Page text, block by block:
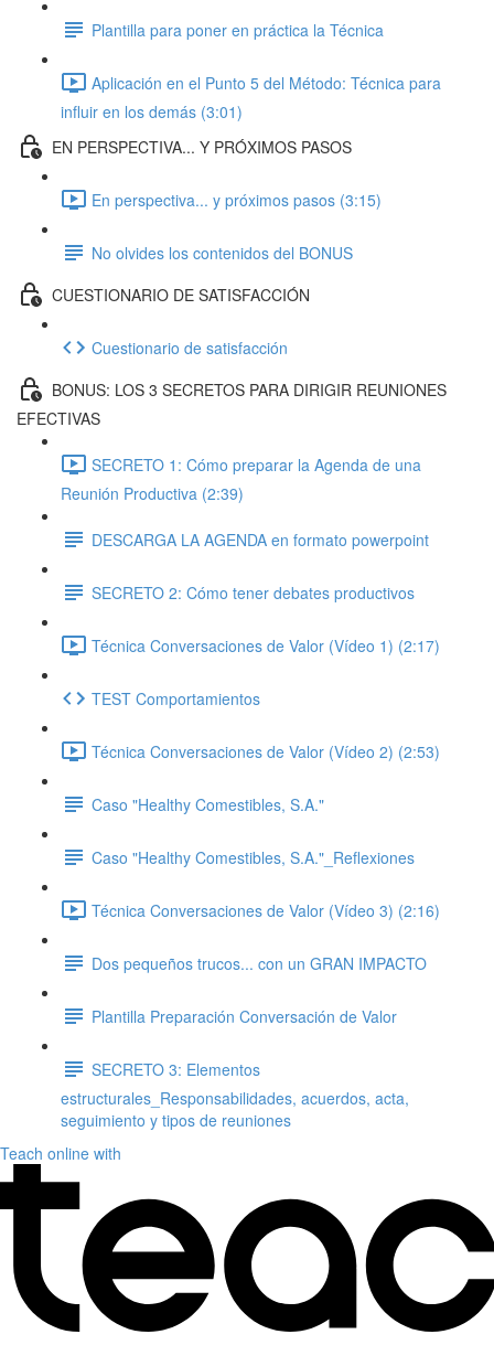
Plantilla para poner en práctica la Técnica
Aplicación en el Punto 5 del Método: Técnica para
influir en los demás (3:01)
EN PERSPECTIVA... Y PRÓXIMOS PASOS
En perspectiva... y próximos pasos (3:15)
No olvides los contenidos del BONUS
CUESTIONARIO DE SATISFACCIÓN
Cuestionario de satisfacción
BONUS: LOS 3 SECRETOS PARA DIRIGIR REUNIONES
EFECTIVAS
SECRETO 1: Cómo preparar la Agenda de una
Reunión Productiva (2:39)
DESCARGA LA AGENDA en formato powerpoint
SECRETO 2: Cómo tener debates productivos
Técnica Conversaciones de Valor (Vídeo 1) (2:17)
TEST Comportamientos
Técnica Conversaciones de Valor (Vídeo 2) (2:53)
Caso "Healthy Comestibles, S.A."
Caso "Healthy Comestibles, S.A."_Reflexiones
Técnica Conversaciones de Valor (Vídeo 3) (2:16)
Dos pequeños trucos... con un GRAN IMPACTO
Plantilla Preparación Conversación de Valor
SECRETO 3: Elementos
estructurales_Responsabilidades, acuerdos, acta,
seguimiento y tipos de reuniones
Teach online with